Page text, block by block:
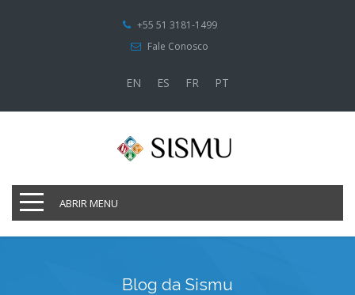
+55 51 3181-1499
Fale Conosco
EN ES FR PT
ABRIR MENU
Blog da Sismu